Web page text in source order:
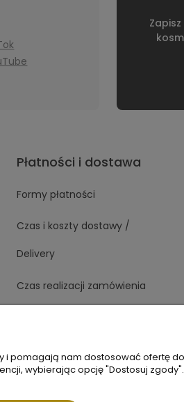
Płatności i dostawa
Formy płatności
Czas i koszty dostawy /
Delivery
Czas realizacji zamówienia
Napisz do nas
pomagają nam dostosować ofertę
wybierając opcję "Dostosuj zgody".